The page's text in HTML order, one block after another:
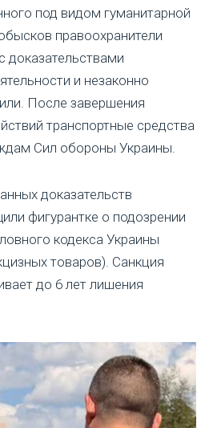
под видом гуманитарной
правоохранители
доказательствами
и незаконно
После завершения
транспортные средства
Сил обороны Украины.
доказательств
фигурантке о подозрении
кодекса Украины
товаров). Санкция
до 6 лет лишения